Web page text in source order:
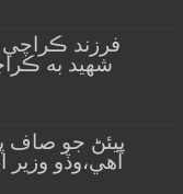
شهيد به
پيئڻ جو صاف
آهي،وڏو